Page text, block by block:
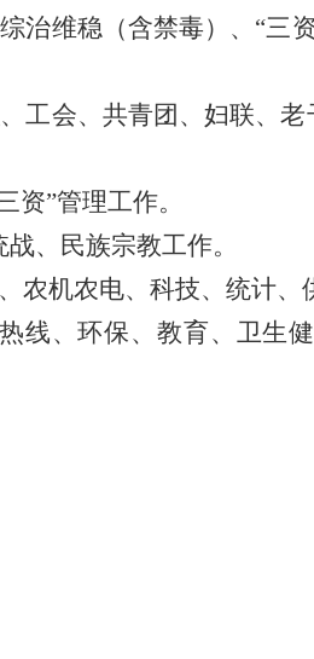
治维稳（含禁毒）、 “三
工会、共青团、妇联、老
资”管理工作。
战、民族宗教工作。
农机农电、科技、统计、
热线、环保、教育、卫生